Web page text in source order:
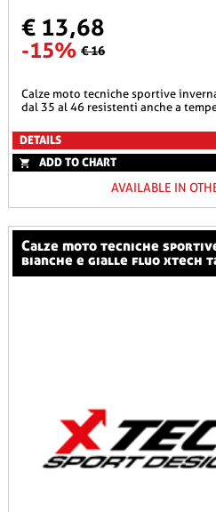
€ 13,68
-15% € 16
calze moto tecniche sportive invernali nere xtech taglie variabili
dal 35 al 46 resistenti anche a
DETAILS
ADD TO CHART
AVAILABLE IN
calze moto tecniche sportive invernali nere,
bianche e gialle fluo xtech